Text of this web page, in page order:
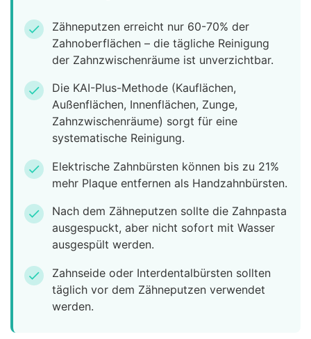
check
Zähneputzen erreicht nur 60-70% der
Zahnoberflächen – die tägliche Reinigung
der Zahnzwischenräume ist unverzichtbar.
check
Die KAI-Plus-Methode (Kauflächen,
Außenflächen, Innenflächen, Zunge,
Zahnzwischenräume) sorgt für eine
systematische Reinigung.
check
Elektrische Zahnbürsten können bis zu 21%
mehr Plaque entfernen als Handzahnbürsten.
check
Nach dem Zähneputzen sollte die Zahnpasta
ausgespuckt, aber nicht sofort mit Wasser
ausgespült werden.
check
Zahnseide oder Interdentalbürsten sollten
täglich vor dem Zähneputzen verwendet
werden.